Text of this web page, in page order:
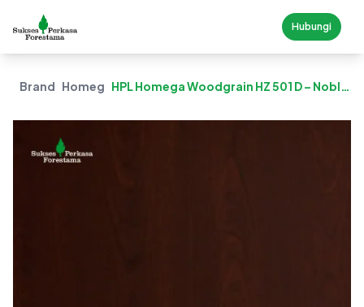
Hubungi
Brand Homega HPL Homega Woodgrain HZ 501 D – Noble